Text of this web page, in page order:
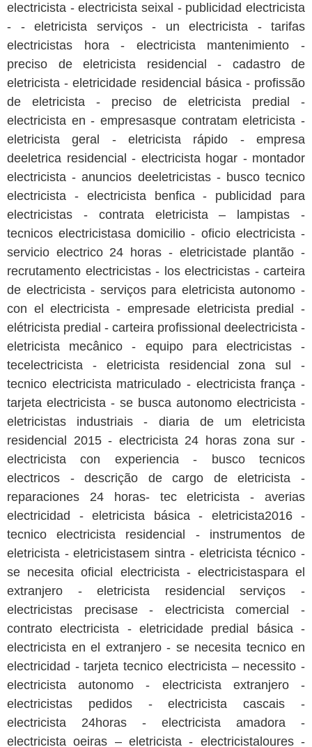
electricista - electricista seixal - publicidad electricista
- - eletricista serviços - un electricista - tarifas
electricistas hora - electricista mantenimiento -
preciso de eletricista residencial - cadastro de
eletricista - eletricidade residencial básica - profissão
de eletricista - preciso de eletricista predial -
electricista en - empresasque contratam eletricista -
eletricista geral - eletricista rápido - empresa
deeletrica residencial - electricista hogar - montador
electricista - anuncios deeletricistas - busco tecnico
electricista - electricista benfica - publicidad para
electricistas - contrata eletricista – lampistas -
tecnicos electricistasa domicilio - oficio electricista -
servicio electrico 24 horas - eletricistade plantão -
recrutamento electricistas - los electricistas - carteira
de electricista - serviços para eletricista autonomo -
con el electricista - empresade eletricista predial -
elétricista predial - carteira profissional deelectricista -
eletricista mecânico - equipo para electricistas -
tecelectricista - eletricista residencial zona sul -
tecnico electricista matriculado - electricista frança -
tarjeta electricista - se busca autonomo electricista -
eletricistas industriais - diaria de um eletricista
residencial 2015 - electricista 24 horas zona sur -
electricista con experiencia - busco tecnicos
electricos - descrição de cargo de eletricista -
reparaciones 24 horas- tec eletricista - averias
electricidad - eletricista básica - eletricista2016 -
tecnico electricista residencial - instrumentos de
eletricista - eletricistasem sintra - eletricista técnico -
se necesita oficial electricista - electricistaspara el
extranjero - eletricista residencial serviços -
electricistas precisase - electricista comercial -
contrato electricista - eletricidade predial básica -
electricista en el extranjero - se necesita tecnico en
electricidad - tarjeta tecnico electricista – necessito -
electricista autonomo - electricista extranjero -
electricistas pedidos - electricista cascais -
electricista 24horas - electricista amadora -
electricista oeiras – eletricista - electricistaloures -